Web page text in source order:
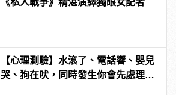
《私人戰爭》精湛演繹獨眼女記者
【心理測驗】水滾了、電話響、嬰兒
哭、狗在吠，同時發生你會先處理哪